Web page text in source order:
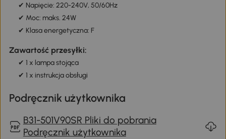
✔ Napięcie: 220-240V, 50/60Hz
✔ Moc: maks. 24W
✔ Klasa energetyczna: F
Zawartość przesyłki:
✔ 1 x lampa stojąca
✔ 1 x instrukcja obsługi
Podręcznik użytkownika
B31-501V90SR Pliki do pobrania
Podręcznik użytkownika